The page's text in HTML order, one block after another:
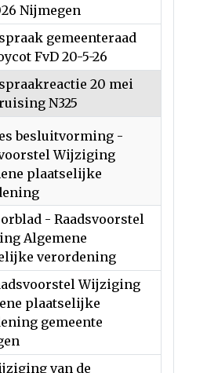
Nijmegen
gemeenteraad
FvD 20-5-26
20 mei
N325
besluitvorming -
Wijziging
plaatselijke
- Raadsvoorstel
Algemene
verordening
Wijziging
plaatselijke
gemeente
van de